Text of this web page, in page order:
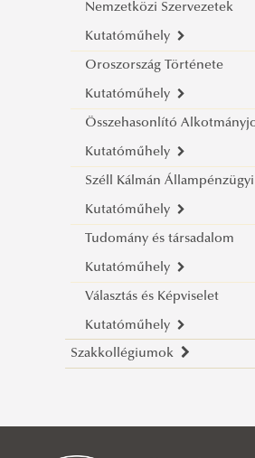
Bemutatkozás
Kutatóink
Céljaink
Eredményeink
Nemzetközi Szervezetek
Kutatóműhely
Küldetésünk
Tagjaink
Rendezvényeink
Publikációink
Oroszország Története
Kutatóműhely
Bemutatkozás
Kutatóink
Céljaink
Eredményeink
Összehasonlító
Kutatóműhely
Bemutatkozás
Kutatóink
Céljaink
Eredményeink
Széll Kálmán Állampénzügyi
Kutatóműhely
Az intézet küldetése,
felelősségvállalása
A névadóról
Kutatóink
PhD hallgatóink,
Tudomány és társadalom
Kutatóműhely
Bemutatkozás
Kutatóink
Céljaink
Választás és Képviselet
Kutatóműhely
Bemutatkozás
Szakkollégiumok